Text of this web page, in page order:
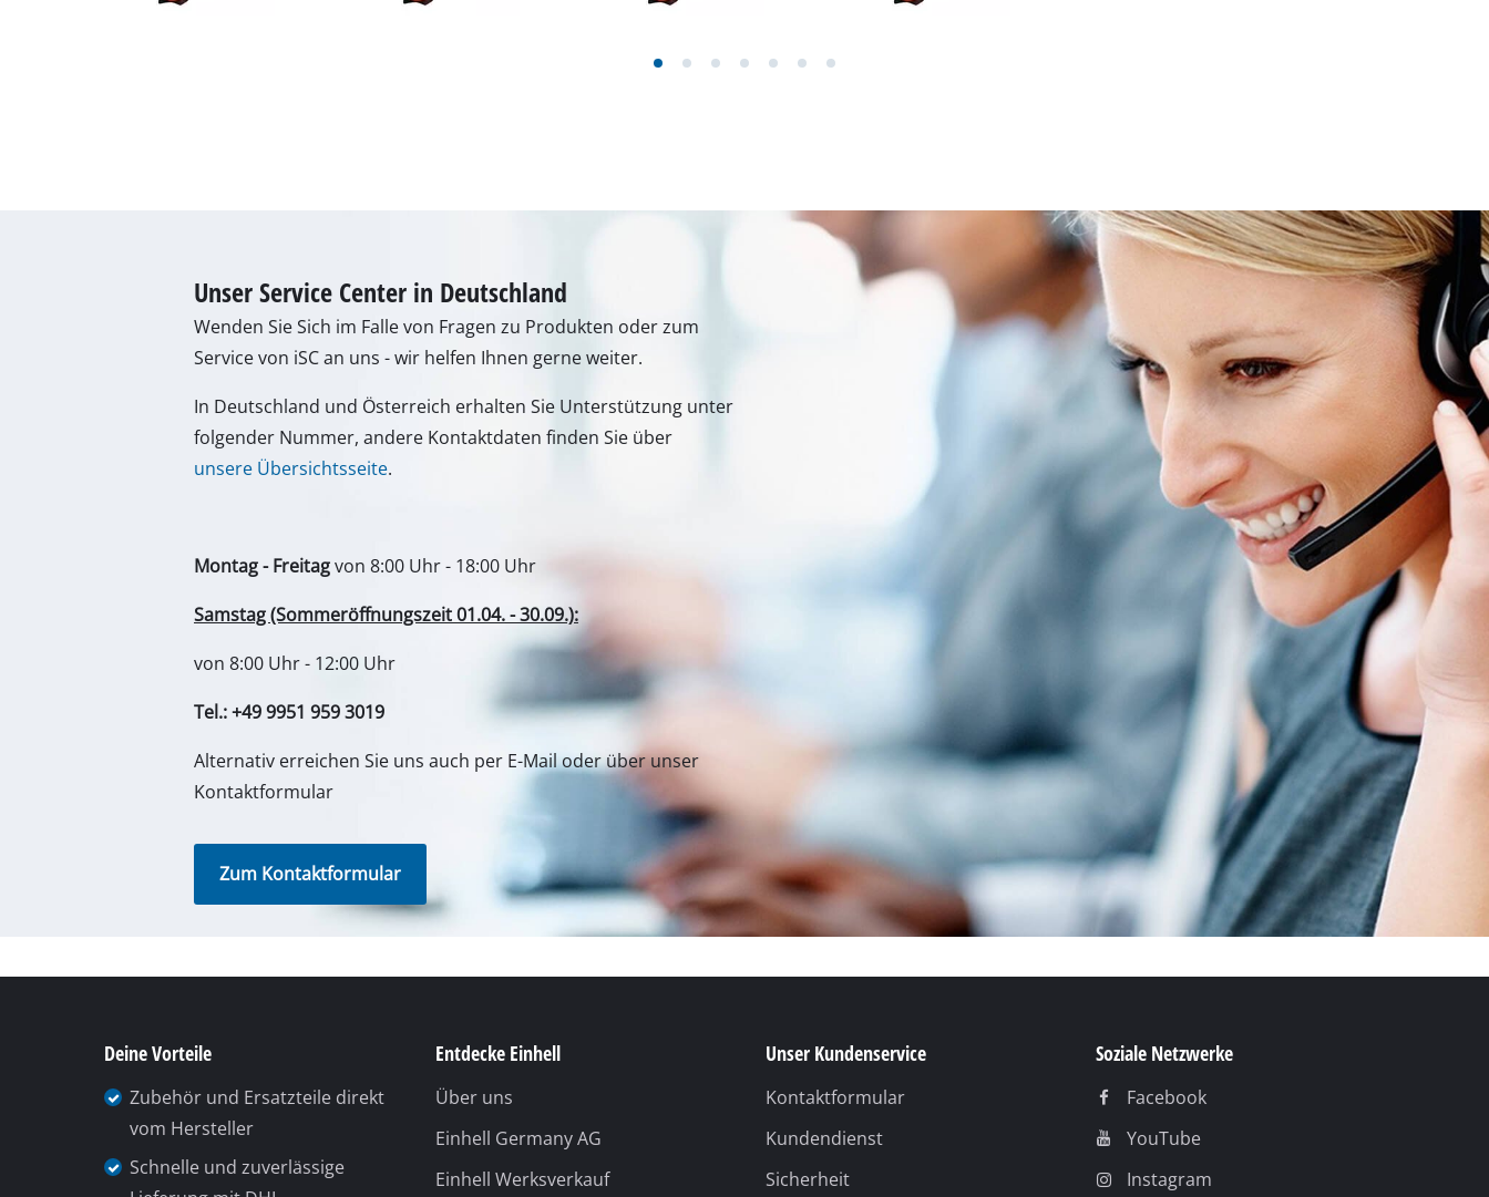
Unser Service Center in Deutschland
Wenden Sie Sich im Falle von Fragen zu Produkten oder zum
Service von iSC an uns - wir helfen Ihnen gerne weiter.
In Deutschland und Österreich erhalten Sie Unterstützung unter
folgender Nummer, andere Kontaktdaten finden Sie über
unsere Übersichtsseite.
Montag - Freitagvon 8:00 Uhr - 18:00 Uhr
Samstag (Sommeröffnungszeit 01.04. - 30.09.):
von 8:00 Uhr - 12:00 Uhr
Tel.: +49 9951 959 3019
Alternativ erreichen Sie uns auch per E-Mail oder über unser
Kontaktformular
Zum Kontaktformular
Deine Vorteile
Zubehör und Ersatzteile direkt
vom Hersteller
Schnelle und zuverlässige
Entdecke Einhell
Über uns
Einhell Germany AG
Einhell Werksverkauf
Unser Kundenservice
Kontaktformular
Kundendienst
Sicherheit
Soziale Netzwerke
Facebook
YouTube
Instagram